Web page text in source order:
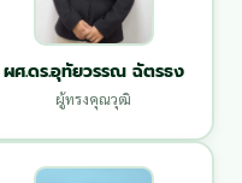
ผศ.ดร.อุทัยวรรณ ฉัตรธง
ผู้ทรงคุณวุฒิ